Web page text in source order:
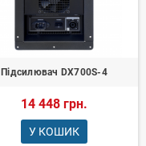
Підсилювач DX700S-4
14 448 грн.
У КОШИК